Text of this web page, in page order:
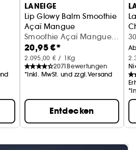
LANEIGE
Lip Glowy Balm Smoothie
Açaï Mangue
Feuchtigkeitsspendender
Smoothie Açaï Mangue
(10 g)
20,95 €*
2.095,00 € / 1Kg
2071 Bewertungen
*Inkl. MwSt. und zzgl.Versand
Entdecken